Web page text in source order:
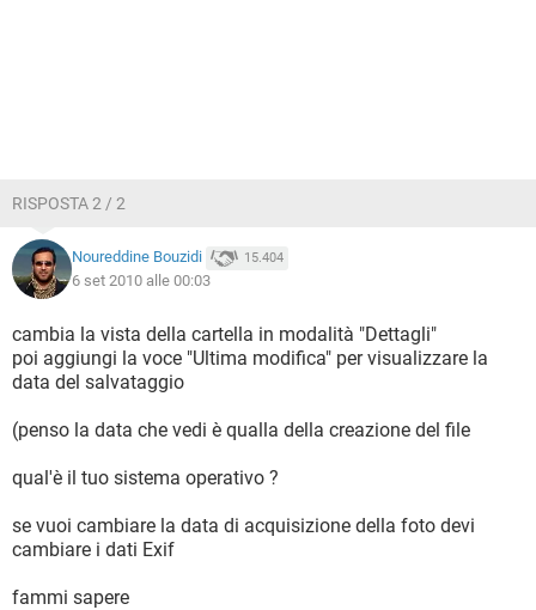
RISPOSTA 2 / 2
Noureddine Bouzidi 15.404
6 set 2010 alle 00:03
cambia la vista della cartella in modalità "Dettagli"
poi aggiungi la voce "Ultima modifica" per visualizzare la
data del salvataggio
(penso la data che vedi è qualla della creazione del file
qual'è il tuo sistema operativo ?
se vuoi cambiare la data di acquisizione della foto devi
cambiare i dati Exif
fammi sapere